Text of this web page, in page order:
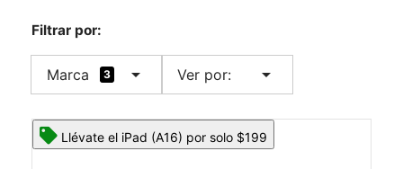
Filtrar por:
Marca 3 arrow_drop_down Ver por: arrow_drop_down
Llévate el iPad (A16) por solo $199